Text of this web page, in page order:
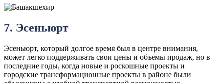
7. Эсеньюрт
Эсеньюрт, который долгое время был в центре внимания,
может легко поддерживать свои цены и объемы продаж, но в
последние годы, когда новые и роскошные проекты и
городские трансформационные проекты в районе были